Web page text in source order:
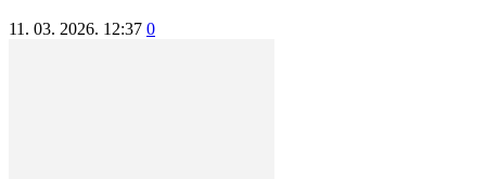
11. 03. 2026. 12:37 0